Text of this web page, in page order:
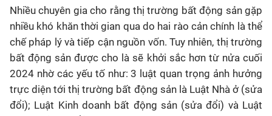
Nhiều chuyên gia cho rằng thị trường bất động sản gặp
nhiều khó khăn thời gian qua do hai rào cản chính là thể
chế pháp lý và tiếp cận nguồn vốn. Tuy nhiên, thị trường
bất động sản được cho là sẽ khởi sắc hơn từ nửa cuối
2024 nhờ các yếu tố như: 3 luật quan trọng ảnh hưởng
trực diện tới thị trường bất động sản là Luật Nhà ở (sửa
đổi); Luật Kinh doanh bất động sản (sửa đổi) và Luật